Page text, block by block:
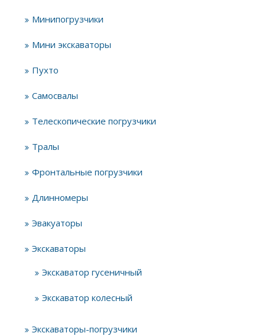
Минипогрузчики
Мини экскаваторы
Пухто
Самосвалы
Телескопические погрузчики
Тралы
Фронтальные погрузчики
Длинномеры
Эвакуаторы
Экскаваторы
Экскаватор гусеничный
Экскаватор колесный
Экскаваторы-погрузчики